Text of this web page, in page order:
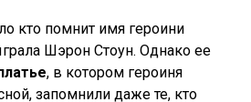
кто помнит имя героини
Шэрон Стоун. Однако ее
, в котором героиня
запомнили даже те, кто